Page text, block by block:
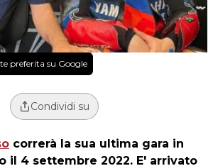
preferita su Google
Condividi su
correrà la sua ultima gara in
il 4 settembre 2022. E' arrivato